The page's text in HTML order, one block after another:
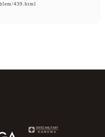
439.html